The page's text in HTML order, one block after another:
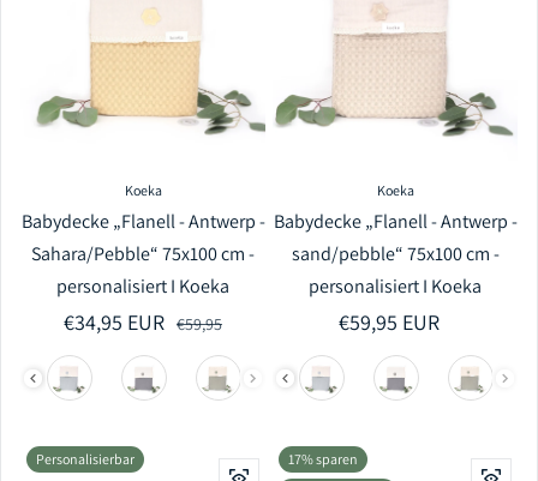
Koeka
Babydecke „Flanell - Antwerp -
Sahara/Pebble“ 75x100 cm -
personalisiert I Koeka
Verkaufspreis
€34,95 EURRegulärer Preis
€59,95
Koeka
Babydecke „Flanell - Antwerp -
sand/pebble“ 75x100 cm -
personalisiert I Koeka
Regulärer Preis
€59,95 EUR
Personalisierbar
17% sparen